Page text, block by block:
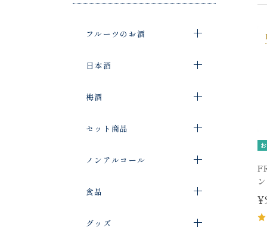
フルーツのお酒
日本酒
梅酒
セット商品
ノンアルコール
食品
グッズ